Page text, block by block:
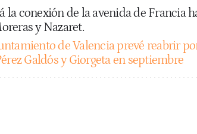
la conexión de la avenida de Francia
y Nazaret.
de Valencia prevé reabrir
Galdós y Giorgeta en septiembre